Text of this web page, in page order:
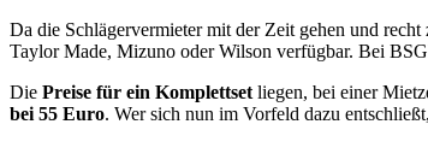
Da die Schlägervermieter mit der Zeit gehen und
Taylor Made, Mizuno oder Wilson verfügbar. Bei
Die Preise für ein Komplettset liegen, bei einer
bei 55 Euro. Wer sich nun im Vorfeld dazu